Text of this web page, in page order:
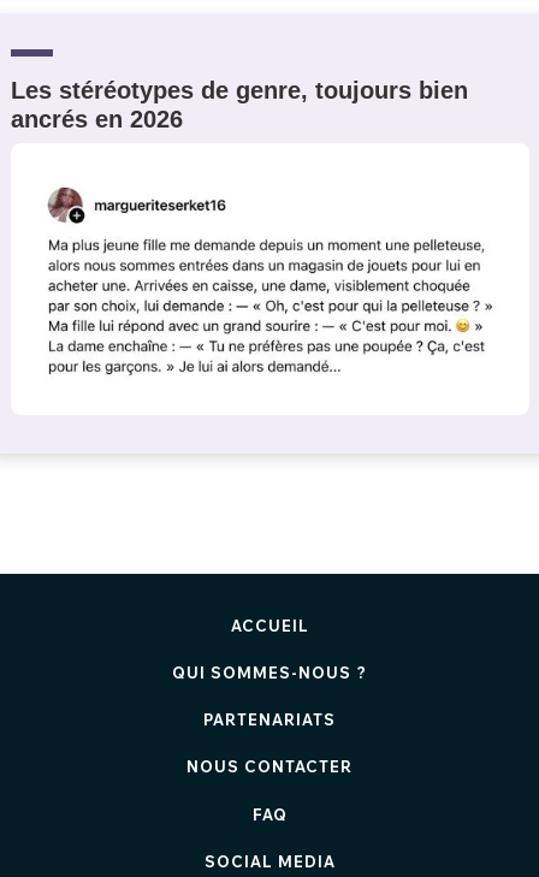
Les stéréotypes de genre, toujours bien
ancrés en 2026
ACCUEIL
QUI SOMMES-NOUS ?
PARTENARIATS
NOUS CONTACTER
FAQ
SOCIAL MEDIA